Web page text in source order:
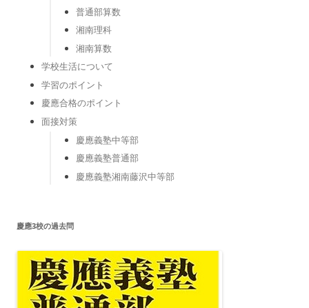
普通部算数
湘南理科
湘南算数
学校生活について
学習のポイント
慶應合格のポイント
面接対策
慶應義塾中等部
慶應義塾普通部
慶應義塾湘南藤沢中等部
慶應3校の過去問